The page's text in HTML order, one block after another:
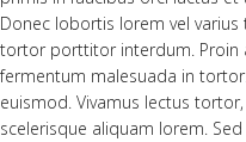
Donec lobortis lorem vel
tortor porttitor interdum. Proin
fermentum malesuada in
euismod. Vivamus lectus
scelerisque aliquam lorem.